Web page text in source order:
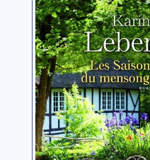
Les saisons du
mensonge
Lebert, Karine